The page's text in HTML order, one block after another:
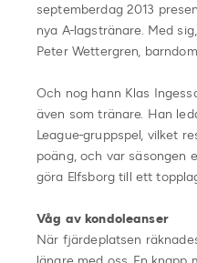
septemberdag 2013
nya A-lagstränare. Med
Peter Wettergren,
Och nog hann Klas
även som tränare. Han
League-gruppspel, vilket
poäng, och var säsongen
göra Elfsborg till ett
Våg av kondoleanser
När fjärdeplatsen